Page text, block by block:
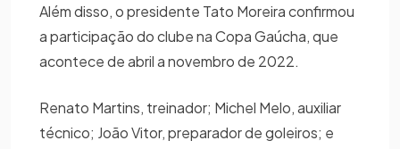
Além disso, o presidente Tato Moreira confirmou
a participação do clube na Copa Gaúcha, que
acontece de abril a novembro de 2022.
Renato Martins, treinador; Michel Melo, auxiliar
técnico; João Vitor, preparador de goleiros; e